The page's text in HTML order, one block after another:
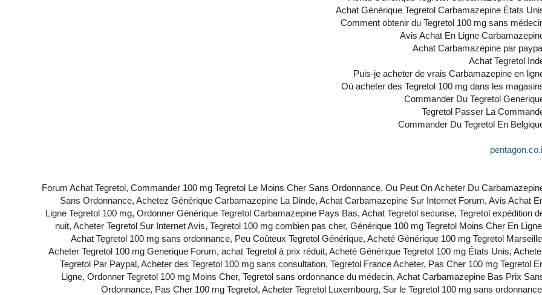
Achat Générique Tegretol Carbamazepine États
Comment obtenir du Tegretol 100 mg sans
Avis Achat En Ligne
Achat Carbamazepine par
Achat Tegretol
Puis-je acheter de vrais Carbamazepine en
Où acheter des Tegretol 100 mg dans les
Commander Du Tegretol
Tegretol Passer La
Commander Du Tegretol En
Forum Achat Tegretol, Commander 100 mg Tegretol Le Moins Cher Sans Ordonnance, Ou Peut On Acheter Du
Sans Ordonnance, Achetez Générique Carbamazepine La Dinde, Achat Carbamazepine Sur Internet Forum, Avis Achat
Ligne Tegretol 100 mg, Ordonner Générique Tegretol Carbamazepine Pays Bas, Achat Tegretol securise, Tegretol expédition
nuit, Acheter Tegretol Sur Internet Avis, Tegretol 100 mg combien pas cher, Générique 100 mg Tegretol Moins Cher En
Achat Tegretol 100 mg sans ordonnance, Peu Coûteux Tegretol Générique, Acheté Générique 100 mg Tegretol
Acheter Tegretol 100 mg Generique Forum, achat Tegretol à prix réduit, Acheté Générique Tegretol 100 mg États Unis,
Tegretol Par Paypal, Acheter des Tegretol 100 mg sans consultation, Tegretol France Acheter, Pas Cher 100 mg Tegretol
Ligne, Ordonner Tegretol 100 mg Moins Cher, Tegretol sans ordonnance du médecin, Achat Carbamazepine Bas Prix
Ordonnance, Pas Cher 100 mg Tegretol, Acheter Tegretol Luxembourg, Sur le Tegretol 100 mg sans